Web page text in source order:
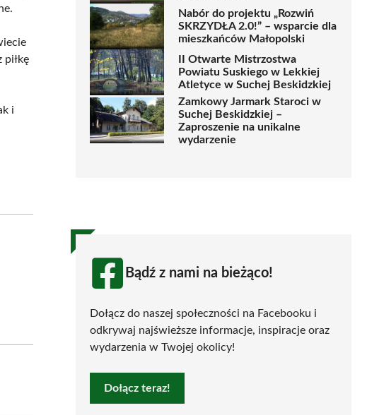
piłkę
i
Nabór do projektu „Rozwiń
SKRZYDŁA 2.0!” – wsparcie dla
mieszkańców Małopolski
II Otwarte Mistrzostwa
Powiatu Suskiego w Lekkiej
Atletyce w Suchej Beskidzkiej
Zamkowy Jarmark Staroci w
Suchej Beskidzkiej –
Zaproszenie na unikalne
wydarzenie
Bądź z nami na bieżąco!
Dołącz do naszej społeczności na Facebooku i
odkrywaj najświeższe informacje, inspiracje oraz
wydarzenia w Twojej okolicy!
Dołącz teraz!